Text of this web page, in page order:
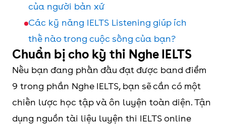
của người bản xứ
Các kỹ năng IELTS Listening giúp ích
thế nào trong cuộc sống của bạn?
Chuẩn bị cho kỳ thi Nghe IELTS
Nếu bạn đang phấn đấu đạt được band điểm
9 trong phần Nghe IELTS, bạn sẽ cần có một
chiến lược học tập và ôn luyện toàn diện. Tận
dụng nguồn tài liệu luyện thi IELTS online